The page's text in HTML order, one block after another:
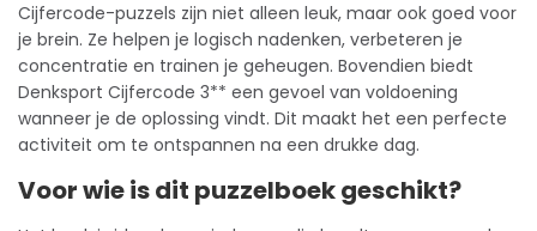
Cijfercode-puzzels zijn niet alleen leuk, maar ook goed voor
je brein. Ze helpen je logisch nadenken, verbeteren je
concentratie en trainen je geheugen. Bovendien biedt
Denksport Cijfercode 3** een gevoel van voldoening
wanneer je de oplossing vindt. Dit maakt het een perfecte
activiteit om te ontspannen na een drukke dag.
Voor wie is dit puzzelboek geschikt?